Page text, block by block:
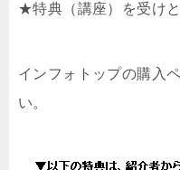
★特典（講座）を受け
インフォトップの購入
い。